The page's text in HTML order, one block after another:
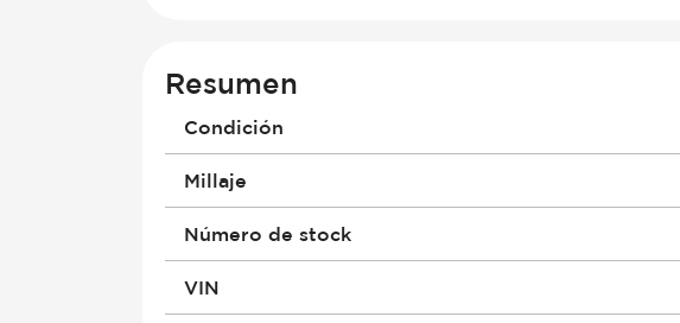
Resumen
Condición
Millaje
Número de stock
VIN